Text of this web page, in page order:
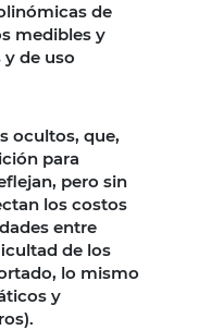
de
medibles y
de uso
ocultos, que,
para
pero sin
los costos
entre
de los
lo mismo
y